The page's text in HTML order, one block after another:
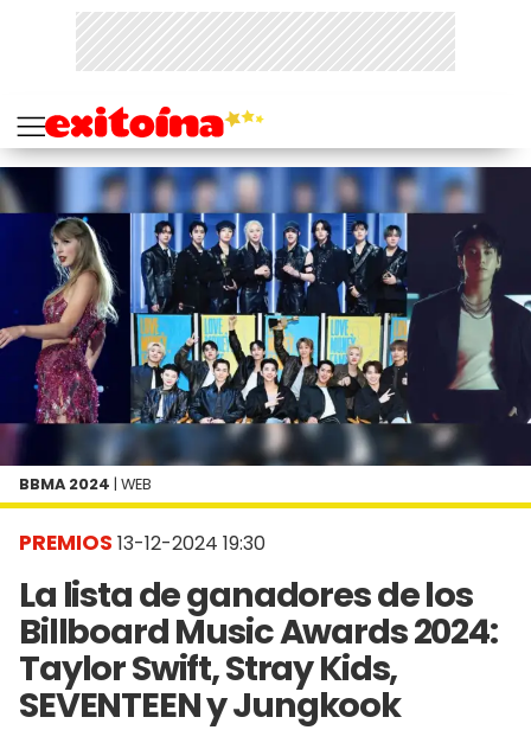
PREMIOS 13-12-2024 19:30
La lista de ganadores de los
Billboard Music Awards 2024:
Taylor Swift, Stray Kids,
SEVENTEEN y Jungkook
BBMA 2024 | WEB